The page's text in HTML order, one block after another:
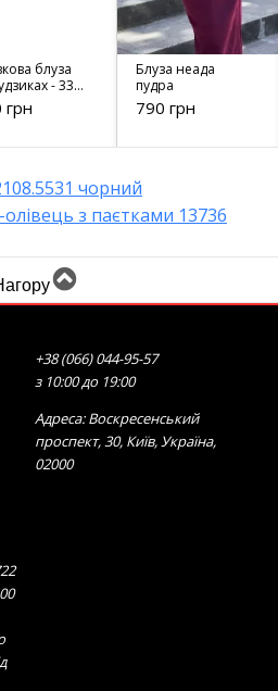
блуза
- 3334
грн
Блуза неада
пудра
790 грн
чорний
з паєтками 13736
+38 (066) 044-95-57
з 10:00 до 19:00
Адреса: Воскресенський
проспект, 30, Київ, Україна,
02000